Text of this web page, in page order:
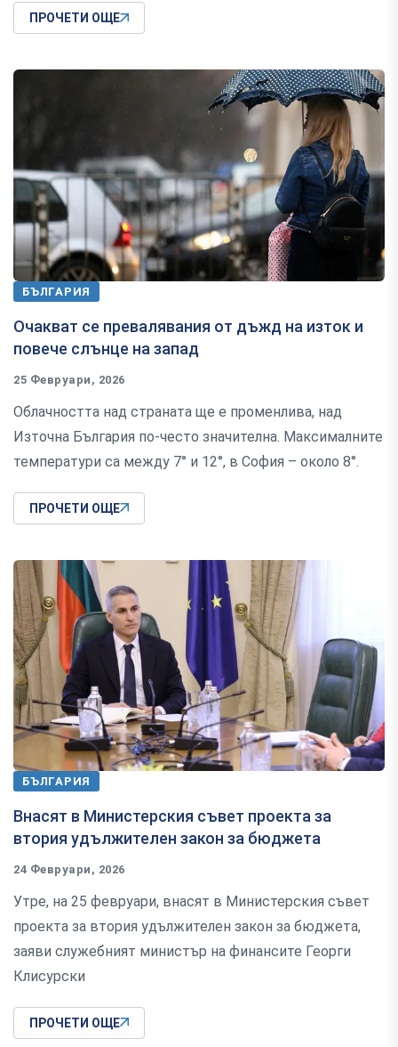
ПРОЧЕТИ ОЩЕ
БЪЛГАРИЯ
Очакват се превалявания от дъжд на изток и
повече слънце на запад
25 Февруари, 2026
Облачността над страната ще е променлива, над
Източна България по-често значителна. Максималните
температури са между 7° и 12°, в София – около 8°.
ПРОЧЕТИ ОЩЕ
БЪЛГАРИЯ
Внасят в Министерския съвет проекта за
втория удължителен закон за бюджета
24 Февруари, 2026
Утре, на 25 февруари, внасят в Министерския съвет
проекта за втория удължителен закон за бюджета,
заяви служебният министър на финансите Георги
Клисурски
ПРОЧЕТИ ОЩЕ